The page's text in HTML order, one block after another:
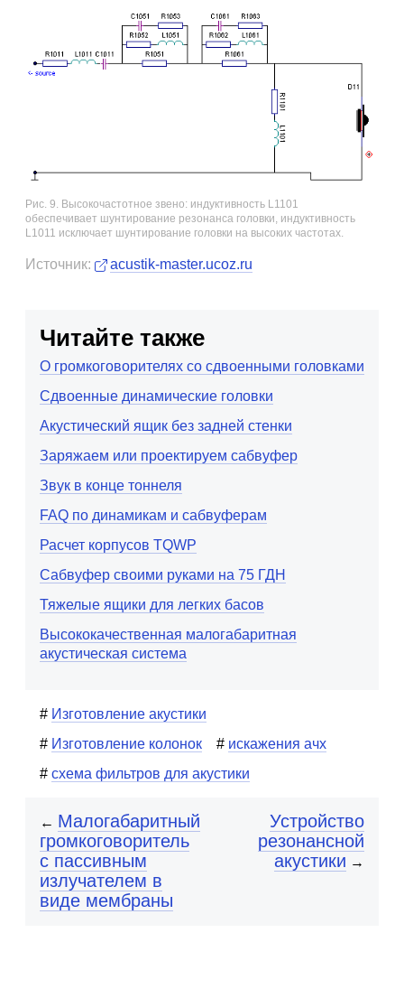
Рис. 9. Высокочастотное звено: индуктивность L1101
обеспечивает шунтирование резонанса головки, индуктивность
L1011 исключает шунтирование головки на высоких частотах.
Источник: acustik-master.ucoz.ru
Читайте также
О громкоговорителях со сдвоенными головками
Сдвоенные динамические головки
Акустический ящик без задней стенки
Заряжаем или проектируем сабвуфер
Звук в конце тоннеля
FAQ по динамикам и сабвуферам
Расчет корпусов TQWP
Сабвуфер своими руками на 75 ГДН
Тяжелые ящики для легких басов
Высококачественная малогабаритная
акустическая система
Изготовление акустики
Изготовление колонок
искажения ачх
схема фильтров для акустики
Устройство
резонансной
акустики →
← Малогабаритный
громкоговоритель
с пассивным
излучателем в
виде мембраны